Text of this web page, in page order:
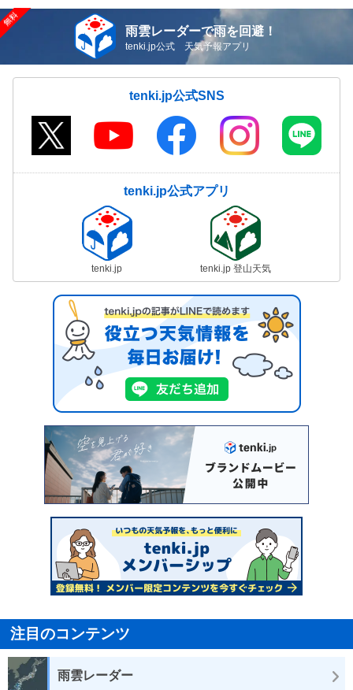
雨雲レーダーで雨を回避！
tenki.jp公式 天気予報アプリ
tenki.jp公式SNS
tenki.jp公式アプリ
tenki.jp tenki.jp 登山天気
注目のコンテンツ
雨雲レーダー